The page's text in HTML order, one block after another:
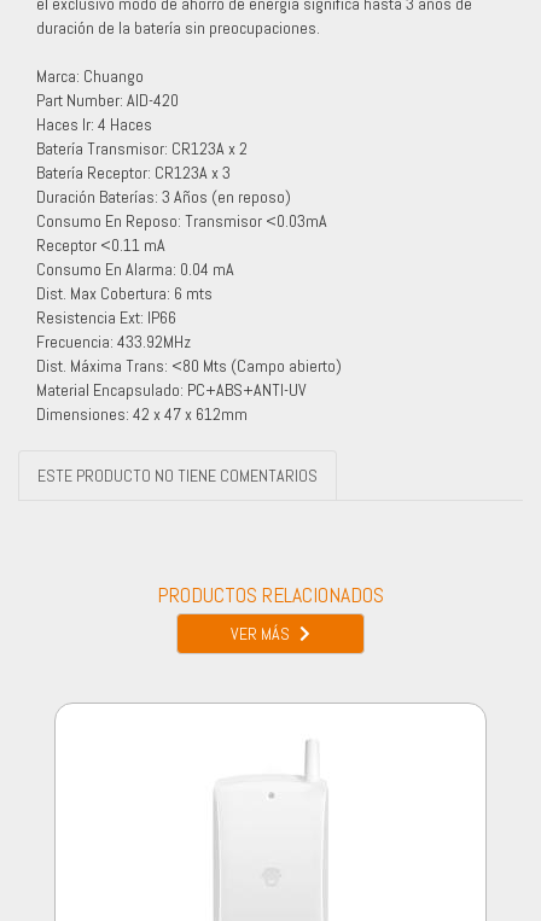
duración de la batería sin preocupaciones.
Marca: Chuango
Part Number: AID-420
Haces Ir: 4 Haces
Batería Transmisor: CR123A x 2
Batería Receptor: CR123A x 3
Duración Baterías: 3 Años (en reposo)
Consumo En Reposo: Transmisor <0.03mA
Receptor <0.11 mA
Consumo En Alarma: 0.04 mA
Dist. Max Cobertura: 6 mts
Resistencia Ext: IP66
Frecuencia: 433.92MHz
Dist. Máxima Trans: <80 Mts (Campo abierto)
Material Encapsulado: PC+ABS+ANTI-UV
Dimensiones: 42 x 47 x 612mm
ESTE PRODUCTO NO TIENE COMENTARIOS
PRODUCTOS RELACIONADOS
VER MÁS